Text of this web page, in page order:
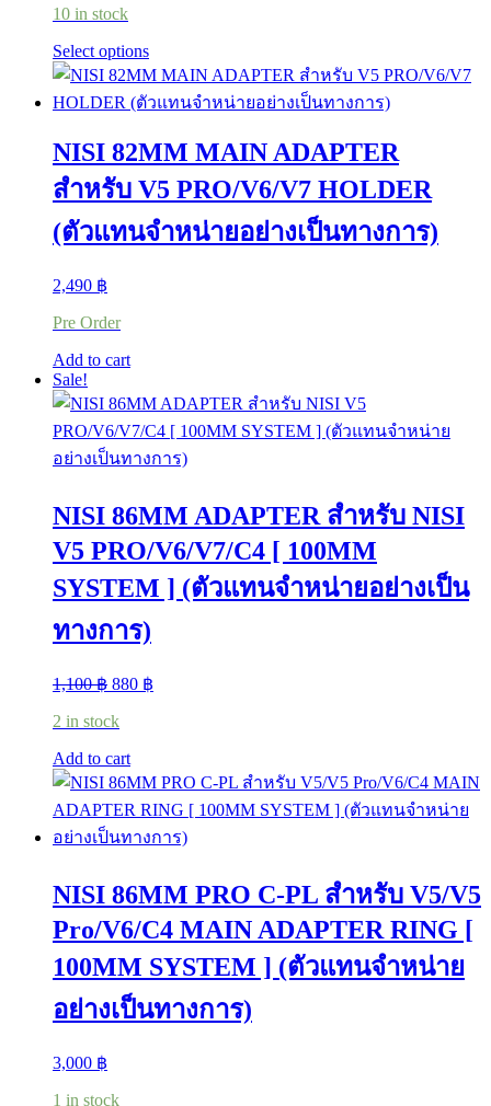
was:
10 in stock
Select optionsThis
product
has
multiple
The
options
may
be
chosen
on
NISI 82MM MAIN ADAPTER
สำหรับ V5 PRO/V6/V7 HOLDER
(ตัวแทนจำหน่ายอย่างเป็นทางการ)
2,490 ฿
Pre Order
Add to cart
Sale!
NISI 86MM ADAPTER สำหรับ NISI
V5 PRO/V6/V7/C4 [ 100MM
SYSTEM ] (ตัวแทนจำหน่ายอย่างเป็น
ทางการ)
1,100฿ Original
was:
880 ฿
2 in stock
Add to cart
NISI 86MM PRO C-PL สำหรับ V5/V5
Pro/V6/C4 MAIN ADAPTER RING [
100MM SYSTEM ] (ตัวแทนจำหน่าย
อย่างเป็นทางการ)
3,000 ฿
1 in stock